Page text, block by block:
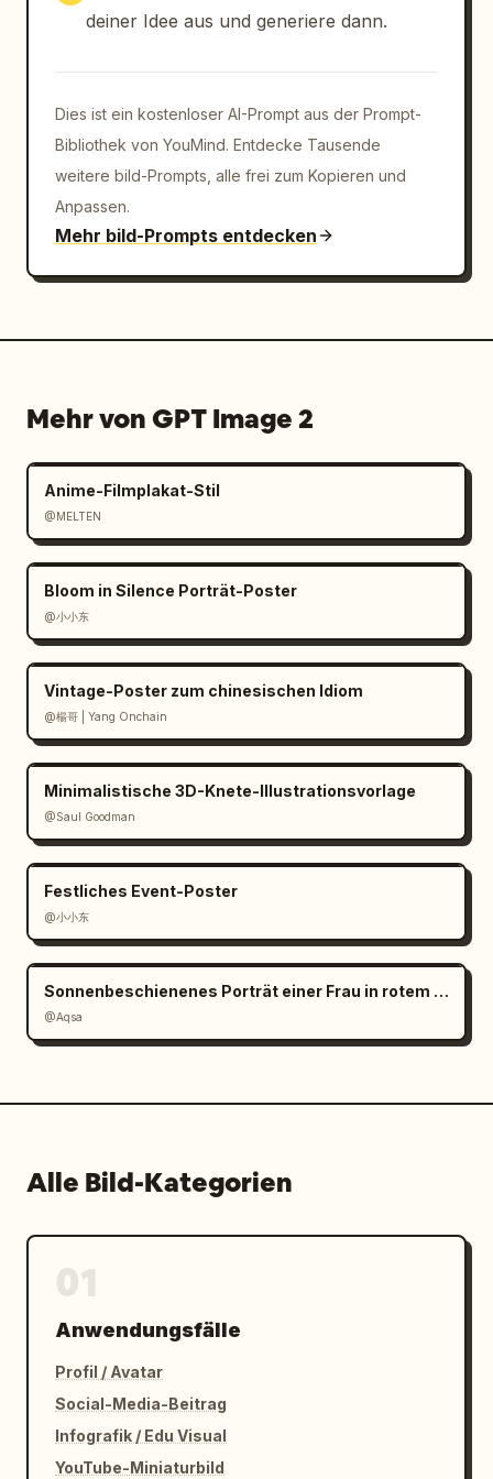
Akzentfarben, einfache geometrische Formen,
soll knackig, sauber und posterartig wirken.
genau 10 Nagelkapseln und genau 10 chrom-
silberne Nieten. Fügen Sie keine Hände,
Finger, Flaschen, zusätzliche Dekorationen,
deiner Idee aus und generiere dann.
Dies ist ein kostenloser AI-Prompt aus der Prompt-
Bibliothek von YouMind. Entdecke Tausende
weitere bild-Prompts, alle frei zum Kopieren und
Anpassen.
Mehr bild-Prompts entdecken
Mehr von GPT Image 2
Anime-Filmplakat-Stil
@MELTEN
Bloom in Silence Porträt-Poster
@小小东
Vintage-Poster zum chinesischen Idiom
@楊哥 | Yang Onchain
Minimalistische 3D-Knete-Illustrationsvorlage
@Saul Goodman
Festliches Event-Poster
@小小东
Sonnenbeschienenes Porträt einer Frau in rotem Satin
@Aqsa
Alle Bild-Kategorien
Anwendungsfälle
Profil / Avatar
Social-Media-Beitrag
Infografik / Edu Visual
YouTube-Miniaturbild